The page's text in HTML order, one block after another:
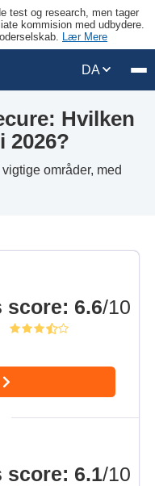
test og research, men tager
kommision med udbydere.
Lær Mere
DA
Hvilken
2026?
områder, med
score: 6.6/10
score: 6.1/10